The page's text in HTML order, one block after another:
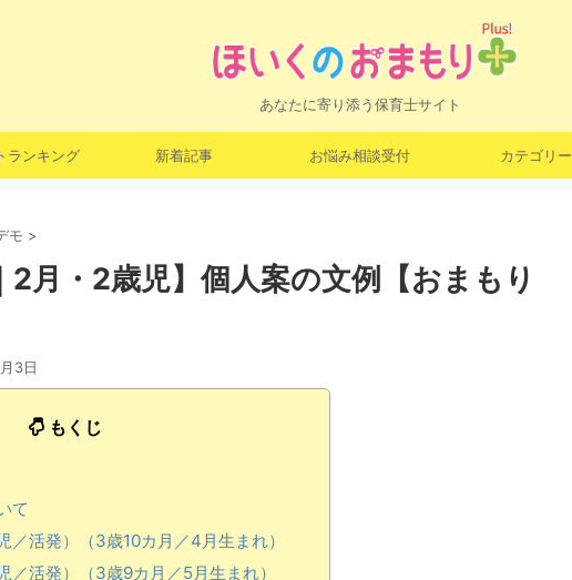
あなたに寄り添う保育士サイト
ランキング 新着記事 お悩み相談受付 カテゴリー
モ >
2月・2歳児】個人案の文例【おまもり
3日
もくじ
て
／活発）（3歳10カ月／4月生まれ）
／活発）（3歳9カ月／5月生まれ）